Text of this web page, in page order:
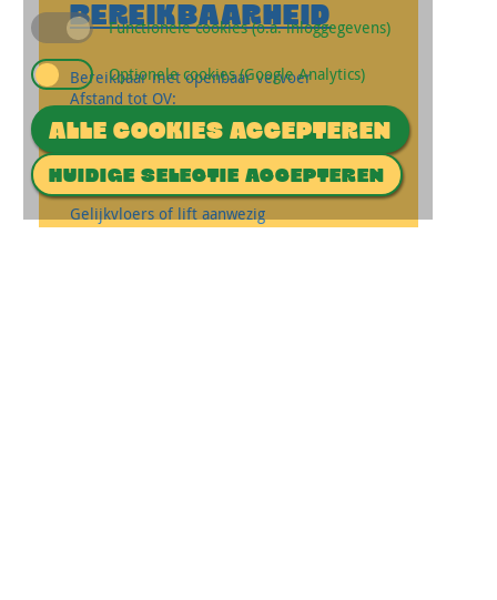
BEREIKBAARHEID
Bereikbaar met openbaar vervoer
Afstand tot OV:
Parkeergelegenheid aanwezig
Rolstoeltoegankelijk
Invalidentoilet aanwezig
Gelijkvloers of lift aanwezig
Functionele cookies (o.a. inloggegevens)
Optionele cookies (Google Analytics)
ALLE COOKIES ACCEPTEREN
HUIDIGE SELECTIE ACCEPTEREN